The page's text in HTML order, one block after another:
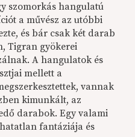
szomorkás hangulatú
a művész az utóbbi
és bár csak két darab
Tigran gyökerei
A hangulatok és
mellett a
vannak
kimunkált, az
darabok. Egy valami
fantáziája és